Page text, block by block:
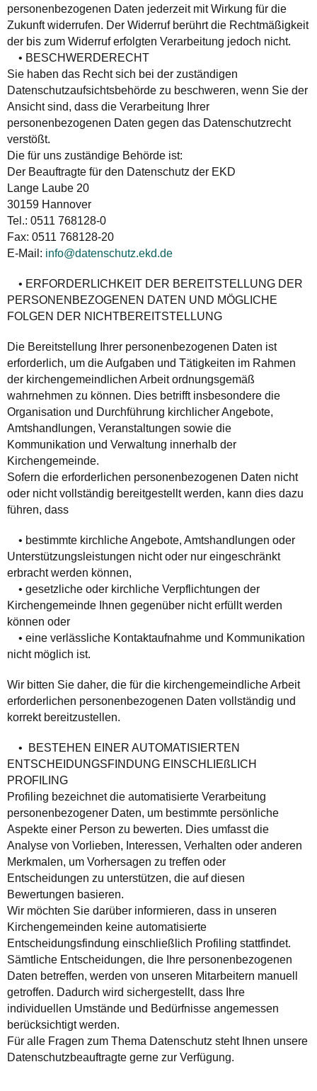
personenbezogenen Daten jederzeit mit Wirkung für die
Zukunft widerrufen. Der Widerruf berührt die Rechtmäßigkeit
der bis zum Widerruf erfolgten Verarbeitung jedoch nicht.
• BESCHWERDERECHT
Sie haben das Recht sich bei der zuständigen
Datenschutzaufsichtsbehörde zu beschweren, wenn Sie der
Ansicht sind, dass die Verarbeitung Ihrer
personenbezogenen Daten gegen das Datenschutzrecht
verstößt.
Die für uns zuständige Behörde ist:
Der Beauftragte für den Datenschutz der EKD
Lange Laube 20
30159 Hannover
Tel.: 0511 768128-0
Fax: 0511 768128-20
E-Mail: info@datenschutz.ekd.de
• ERFORDERLICHKEIT DER BEREITSTELLUNG DER
PERSONENBEZOGENEN DATEN UND MÖGLICHE
FOLGEN DER NICHTBEREITSTELLUNG
Die Bereitstellung Ihrer personenbezogenen Daten ist
erforderlich, um die Aufgaben und Tätigkeiten im Rahmen
der kirchengemeindlichen Arbeit ordnungsgemäß
wahrnehmen zu können. Dies betrifft insbesondere die
Organisation und Durchführung kirchlicher Angebote,
Amtshandlungen, Veranstaltungen sowie die
Kommunikation und Verwaltung innerhalb der
Kirchengemeinde.
Sofern die erforderlichen personenbezogenen Daten nicht
oder nicht vollständig bereitgestellt werden, kann dies dazu
führen, dass
• bestimmte kirchliche Angebote, Amtshandlungen oder
Unterstützungsleistungen nicht oder nur eingeschränkt
erbracht werden können,
• gesetzliche oder kirchliche Verpflichtungen der
Kirchengemeinde Ihnen gegenüber nicht erfüllt werden
können oder
• eine verlässliche Kontaktaufnahme und Kommunikation
nicht möglich ist.
Wir bitten Sie daher, die für die kirchengemeindliche Arbeit
erforderlichen personenbezogenen Daten vollständig und
korrekt bereitzustellen.
• BESTEHEN EINER AUTOMATISIERTEN
ENTSCHEIDUNGSFINDUNG EINSCHLIEßLICH
PROFILING
Profiling bezeichnet die automatisierte Verarbeitung
personenbezogener Daten, um bestimmte persönliche
Aspekte einer Person zu bewerten. Dies umfasst die
Analyse von Vorlieben, Interessen, Verhalten oder anderen
Merkmalen, um Vorhersagen zu treffen oder
Entscheidungen zu unterstützen, die auf diesen
Bewertungen basieren.
Wir möchten Sie darüber informieren, dass in unseren
Kirchengemeinden keine automatisierte
Entscheidungsfindung einschließlich Profiling stattfindet.
Sämtliche Entscheidungen, die Ihre personenbezogenen
Daten betreffen, werden von unseren Mitarbeitern manuell
getroffen. Dadurch wird sichergestellt, dass Ihre
individuellen Umstände und Bedürfnisse angemessen
berücksichtigt werden.
Für alle Fragen zum Thema Datenschutz steht Ihnen unsere
Datenschutzbeauftragte gerne zur Verfügung.